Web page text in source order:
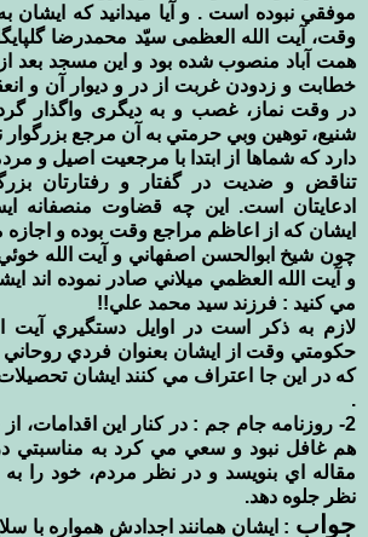
موفقي نبوده است . و آيا ميدانيد که ايشان
وقت، آیت الله العظمی سیّد محمدرضا
همت آباد منصوب شده بود و اين مسجد بعد
خطابت و زدودن غربت از در و دیوار آن و
در وقت نماز، غصب و به دیگری واگذار
شنيع، توهين وبي حرمتي به آن مرجع بزرگوار
دارد كه شماها از ابتدا با مرجعيت اصيل و
تناقض و ضديت در گفتار و رفتارتان
ادعايتان است. اين چه قضاوت منصفانه
ايشان كه از اعاظم مراجع وقت بوده و
چون شيخ ابوالحسن اصفهاني و آيت الله
و آيت الله العظمي ميلاني صادر نموده اند
مي كنيد : فرزند سيد محمد علي!!
لازم به ذكر است در اوايل دستگيري آيت
حكومتي وقت از ايشان بعنوان فردي روحاني
كه در اين جا اعتراف مي كنند ايشان
.
2- روزنامه جام جم : در كنار اين اقدامات،
هم غافل نبود و سعي مي كرد به مناسبتي
مقاله اي بنويسد و در نظر مردم، خود را
نظر جلوه دهد.
جواب : ايشان همانند اجدادش همواره با